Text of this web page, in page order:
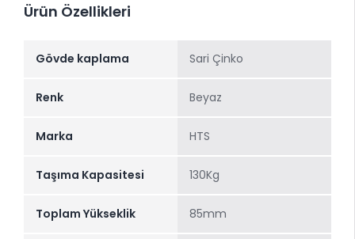
Ürün Özellikleri
Gövde kaplama Sari Çinko
Renk Beyaz
Marka HTS
Taşıma Kapasitesi 130Kg
Toplam Yükseklik 85mm